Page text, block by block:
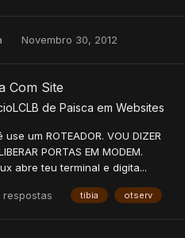
Novembro 30, 2012
Com Site
de Paisca em Websites
um ROTEADOR. VOU DIZER
PORTAS EM MODEM.
abre teu terminal e digita...
respostas tibia otserv